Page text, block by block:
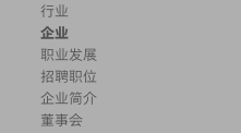
行业
企业
职业发展
招聘职位
企业简介
董事会